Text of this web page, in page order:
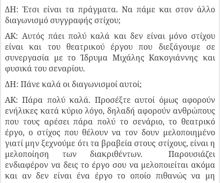
ΔΗ: Έτσι είναι τα πράγματα. Να πάμε και στον άλλο
διαγωνισμό συγγραφής στίχου;
ΑΚ: Αυτός πάει πολύ καλά και δεν είναι μόνο στίχου
είναι και του θεατρικού έργου που διεξάγουμε σε
συνεργασία με το Ίδρυμα Μιχάλης Κακογιάννης και
φυσικά του σεναρίου.
ΔΗ: Πάνε καλά οι διαγωνισμοί αυτοί;
ΑΚ: Πάρα πολύ καλά. Προσέξτε αυτοί όμως αφορούν
ενήλικες κατά κύριο λόγο, δηλαδή αφορούν ανθρώπους
που τους αρέσει πάρα πολύ το σενάριο, το θεατρικό
έργο, ο στίχος που θέλουν να τον δουν μελοποιημένο
γιατί μην ξεχνούμε ότι τα βραβεία στους στίχους, είναι η
μελοποίηση των διακριθέντων. Παρουσιάζει
ενδιαφέρον να δεις το έργο σου να μελοποιείται ακόμα
και αν δεν είναι ένα έργο το οποίο πιθανώς να μη